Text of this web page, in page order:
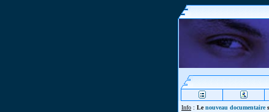
Info : Lenouveau documentaire